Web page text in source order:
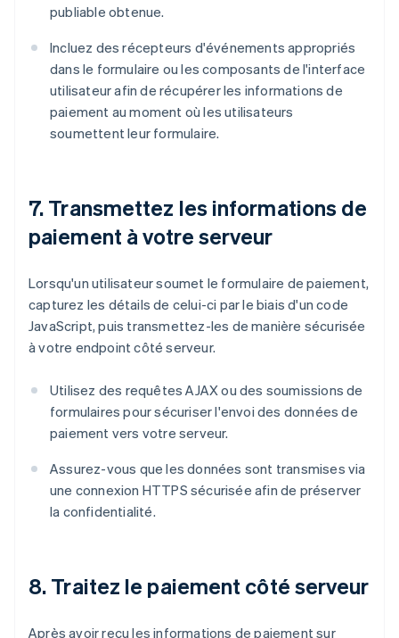
publiable obtenue.
Incluez des récepteurs d'événements appropriés
dans le formulaire ou les composants de l'interface
utilisateur afin de récupérer les informations de
paiement au moment où les utilisateurs
soumettent leur formulaire.
7. Transmettez les informations de
paiement à votre serveur
Lorsqu'un utilisateur soumet le formulaire de paiement,
capturez les détails de celui-ci par le biais d'un code
JavaScript, puis transmettez-les de manière sécurisée
à votre endpoint côté serveur.
Utilisez des requêtes AJAX ou des soumissions de
formulaires pour sécuriser l'envoi des données de
paiement vers votre serveur.
Assurez-vous que les données sont transmises via
une connexion HTTPS sécurisée afin de préserver
la confidentialité.
8. Traitez le paiement côté serveur
Après avoir reçu les informations de paiement sur